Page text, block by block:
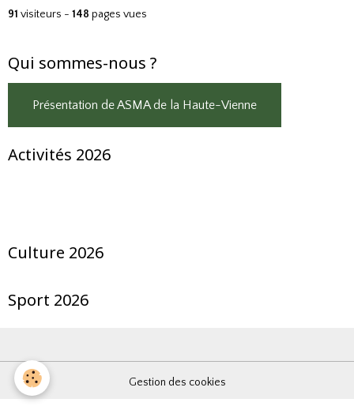
91 visiteurs - 148 pages vues
Qui sommes-nous ?
Présentation de ASMA de la Haute-Vienne
Activités 2026
Culture 2026
Sport 2026
Gestion des cookies